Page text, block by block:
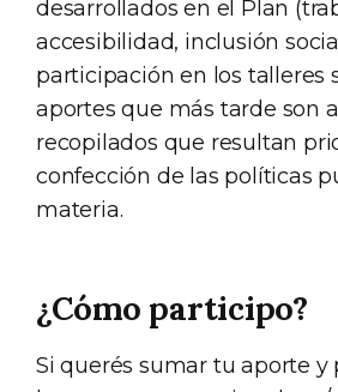
desarrollados en el Plan
accesibilidad, inclusión
participación en los talleres
aportes que más tarde son
recopilados que resultan
confección de las políticas
materia.
¿Cómo participo?
Si querés sumar tu aporte y